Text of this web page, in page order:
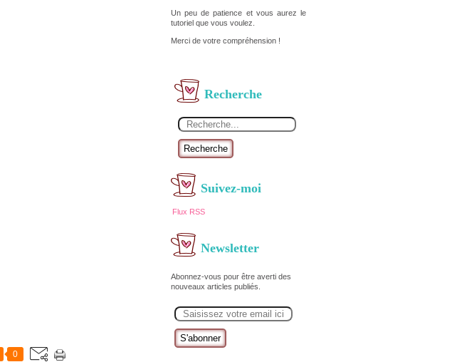
Un peu de patience et vous aurez le
tutoriel que vous voulez.
Merci de votre compréhension !
Recherche
Recherche
Suivez-moi
Flux RSS
Newsletter
Abonnez-vous pour être averti des
nouveaux articles publiés.
m
0